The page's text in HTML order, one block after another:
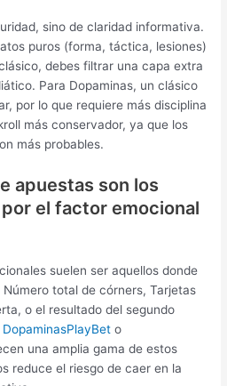
sino de claridad informativa.
puros (forma, táctica, lesiones)
debes filtrar una capa extra
Para Dopaminas, un clásico
por lo que requiere más disciplina
más conservador, ya que los
más probables.
apuestas son los
el factor emocional
suelen ser aquellos donde
Número total de córners, Tarjetas
o el resultado del segundo
DopaminasPlayBet o
una amplia gama de estos
reduce el riesgo de caer en la